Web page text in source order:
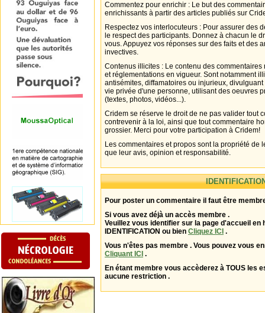
Commentez pour enrichir : Le but des
enrichissants à partir des articles publiés sur
Respectez vos interlocuteurs : Pour assurer des
le respect des participants. Donnez à chacun le
vous. Appuyez vos réponses sur des faits et des
invectives.
Contenus illicites : Le contenu des
et réglementations en vigueur. Sont notamment
antisémites, diffamatoires ou injurieux,
vie privée d'une personne, utilisant des oeuvres
(textes, photos, vidéos...).
Cridem se réserve le droit de ne pas valider tout
contrevenir à la loi, ainsi que tout commentaire
grossier. Merci pour votre participation à Cridem!
Les commentaires et propos sont la propriété de
que leur avis, opinion et responsabilité.
Pour poster un commentaire il faut être
Si vous avez déjà un accès membre .
Veuillez vous identifier sur la page d'accueil en
IDENTIFICATION ou bien Cliquez ICI .
Vous n'êtes pas membre . Vous pouvez vous
Cliquant ICI .
En étant membre vous accèderez à TOUS les
aucune restriction .